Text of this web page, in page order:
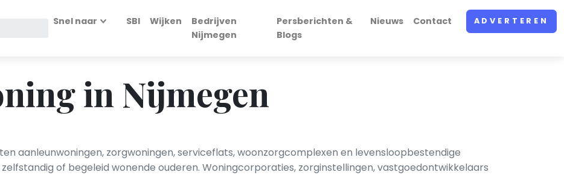
Snel naar SBI Wijken
Bedrijven
Nijmegen
Persberichten &
Blogs
Nieuws Contact ADVERTEREN
in Nijmegen
aanleunwoningen, zorgwoningen, serviceflats, woonzorgcomplexen en levensloopbestendige
of begeleid wonende ouderen. Woningcorporaties, zorginstellingen, vastgoedontwikkelaars